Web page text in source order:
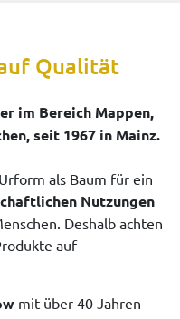
Qualität
im Bereich Mappen,
seit 1967 in Mainz.
als Baum für ein
Nutzungen
Deshalb achten
auf
mit über 40 Jahren